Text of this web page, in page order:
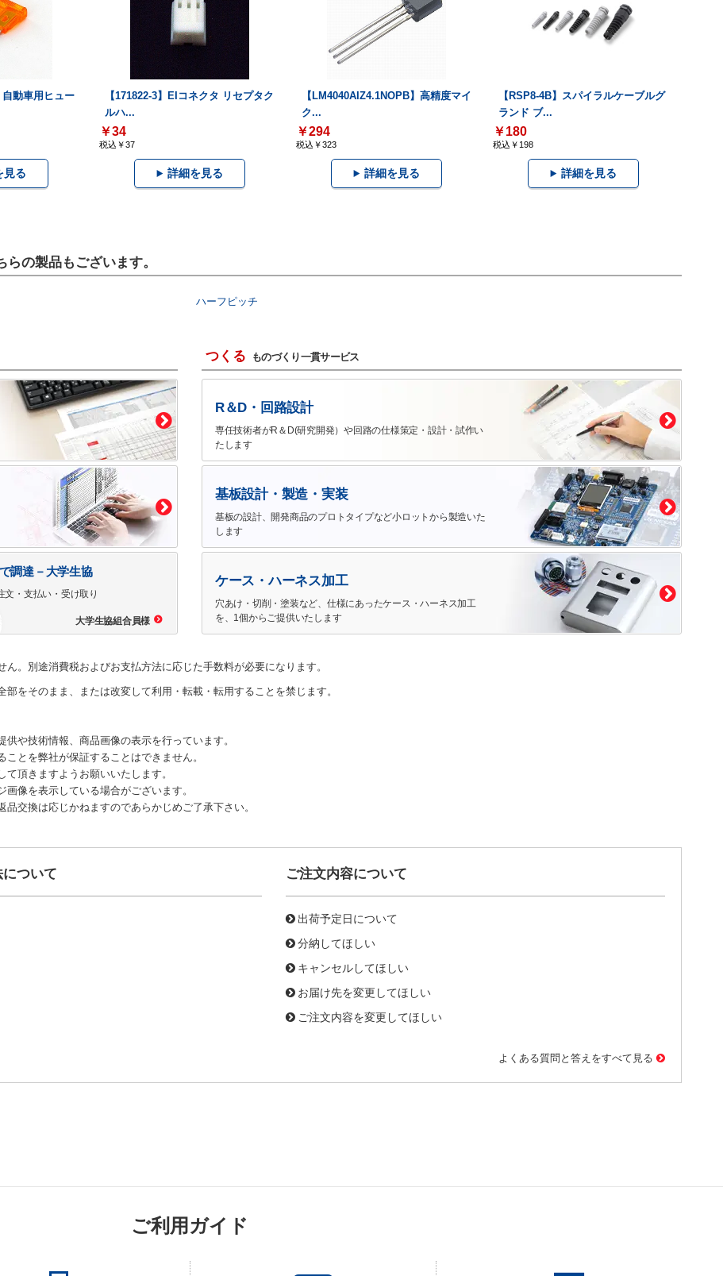
自動車用ヒュー
見る
【171822-3】EIコネクタ リセプタク
ルハ...
￥34
税込￥37
詳細を見る
【LM4040AIZ4.1NOPB】高精度マイ
ク...
￥294
税込￥323
詳細を見る
【RSP8-4B】スパイラルケーブルグ
ランド ブ...
￥180
税込￥198
詳細を見る
の製品もございます。
ハーフピッチ
調達－大学生協
文・支払い・受け取り
大学生協組合員様
つくる ものづくり一貫サービス
R＆D・回路設計
専任技術者がR＆D(研究開発）や回路の仕様策定・設計・試作い
たします
基板設計・製造・実装
基板の設計、開発商品のプロトタイプなど小ロットから製造いた
します
ケース・ハーネス加工
穴あけ・切削・塗装など、仕様にあったケース・ハーネス加工
を、1個からご提供いたします
。別途消費税およびお支払方法に応じた手数料が必要になります。
をそのまま、または改変して利用・転載・転用することを禁じます。
や技術情報、商品画像の表示を行っています。
とを弊社が保証することはできません。
頂きますようお願いいたします。
像を表示している場合がございます。
交換は応じかねますのであらかじめご了承下さい。
ついて ご注文内容について
出荷予定日について
分納してほしい
キャンセルしてほしい
お届け先を変更してほしい
ご注文内容を変更してほしい
よくある質問と答えをすべて見る
ご利用ガイド